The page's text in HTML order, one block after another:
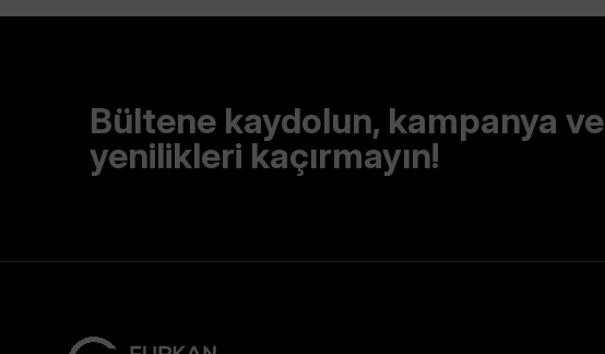
Bültene kaydolun, kampanya ve
yenilikleri kaçırmayın!